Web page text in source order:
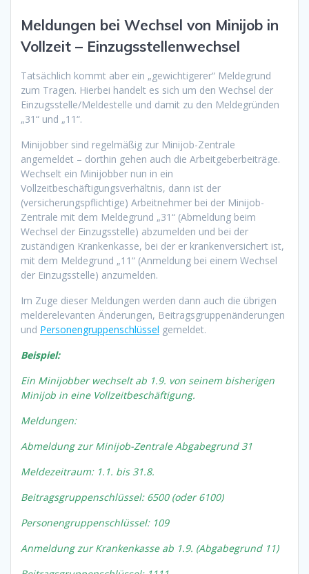
Meldungen bei Wechsel von Minijob in
Vollzeit – Einzugsstellenwechsel
Tatsächlich kommt aber ein „gewichtigerer“ Meldegrund
zum Tragen. Hierbei handelt es sich um den Wechsel der
Einzugsstelle/Meldestelle und damit zu den Meldegründen
„31“ und „11“.
Minijobber sind regelmäßig zur Minijob-Zentrale
angemeldet – dorthin gehen auch die Arbeitgeberbeiträge.
Wechselt ein Minijobber nun in ein
Vollzeitbeschäftigungsverhältnis, dann ist der
(versicherungspflichtige) Arbeitnehmer bei der Minijob-
Zentrale mit dem Meldegrund „31“ (Abmeldung beim
Wechsel der Einzugsstelle) abzumelden und bei der
zuständigen Krankenkasse, bei der er krankenversichert ist,
mit dem Meldegrund „11“ (Anmeldung bei einem Wechsel
der Einzugsstelle) anzumelden.
Im Zuge dieser Meldungen werden dann auch die übrigen
melderelevanten Änderungen, Beitragsgruppenänderungen
und Personengruppenschlüssel gemeldet.
Beispiel:
Ein Minijobber wechselt ab 1.9. von seinem bisherigen
Minijob in eine Vollzeitbeschäftigung.
Meldungen:
Abmeldung zur Minijob-Zentrale Abgabegrund 31
Meldezeitraum: 1.1. bis 31.8.
Beitragsgruppenschlüssel: 6500 (oder 6100)
Personengruppenschlüssel: 109
Anmeldung zur Krankenkasse ab 1.9. (Abgabegrund 11)